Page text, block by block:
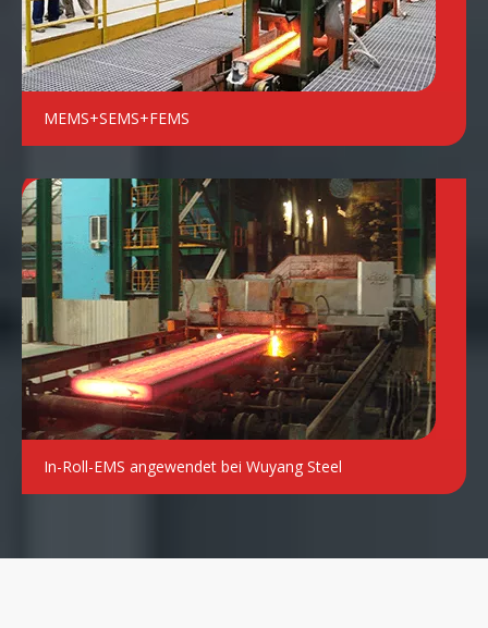
MEMS+SEMS+FEMS
In-Roll-EMS angewendet bei Wuyang Steel